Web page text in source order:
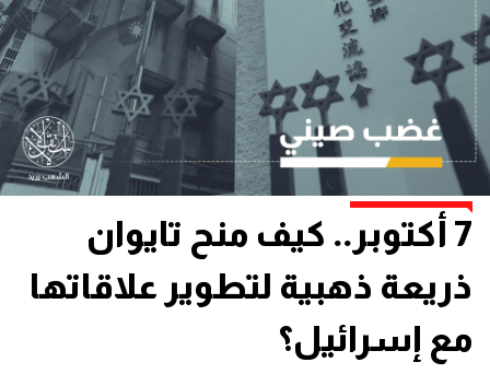
7 أكتوبر.. كيف منح تايوان
ذريعة ذهبية لتطوير علاقاتها
مع إسرائيل؟